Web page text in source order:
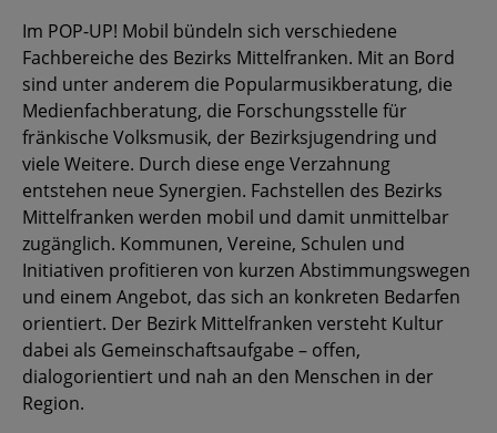
Im POP-UP! Mobil bündeln sich verschiedene
Fachbereiche des Bezirks Mittelfranken. Mit an Bord
sind unter anderem die Popularmusikberatung, die
Medienfachberatung, die Forschungsstelle für
fränkische Volksmusik, der Bezirksjugendring und
viele Weitere. Durch diese enge Verzahnung
entstehen neue Synergien. Fachstellen des Bezirks
Mittelfranken werden mobil und damit unmittelbar
zugänglich. Kommunen, Vereine, Schulen und
Initiativen profitieren von kurzen Abstimmungswegen
und einem Angebot, das sich an konkreten Bedarfen
orientiert. Der Bezirk Mittelfranken versteht Kultur
dabei als Gemeinschaftsaufgabe – offen,
dialogorientiert und nah an den Menschen in der
Region.